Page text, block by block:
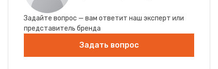
Задайте вопрос — вам ответит наш эксперт или
представитель бренда
Задать вопрос